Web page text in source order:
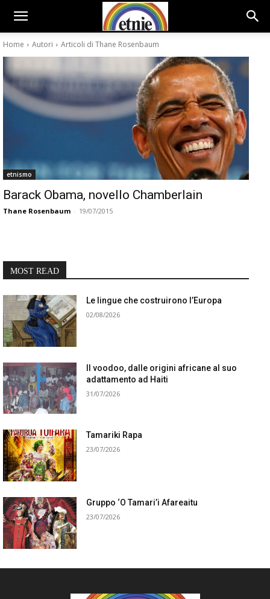
Home Autori Articoli di Thane Rosenbaum
etnismo
Barack Obama, novello Chamberlain
Thane Rosenbaum - 19/07/2015
MOST READ
Le lingue che costruirono l’Europa
02/08/2026
Il voodoo, dalle origini africane al suo
adattamento ad Haiti
31/07/2026
Tamariki Rapa
23/07/2026
Gruppo ‘O Tamari’i Afareaitu
23/07/2026